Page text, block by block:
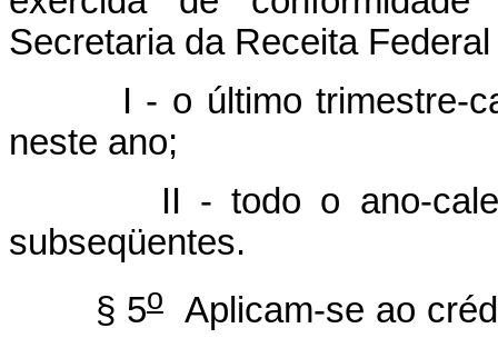
Secretaria da Receita
I - o último trimestre-
neste ano;
II - todo o ano-
subseqüentes.
§ 5oAplicam-se ao